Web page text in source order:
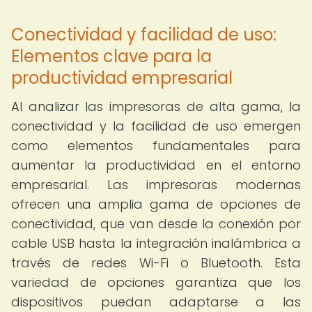
Conectividad y facilidad de uso:
Elementos clave para la
productividad empresarial
Al analizar las impresoras de alta gama, la
conectividad y la facilidad de uso emergen
como elementos fundamentales para
aumentar la productividad en el entorno
empresarial. Las impresoras modernas
ofrecen una amplia gama de opciones de
conectividad, que van desde la conexión por
cable USB hasta la integración inalámbrica a
través de redes Wi-Fi o Bluetooth. Esta
variedad de opciones garantiza que los
dispositivos puedan adaptarse a las